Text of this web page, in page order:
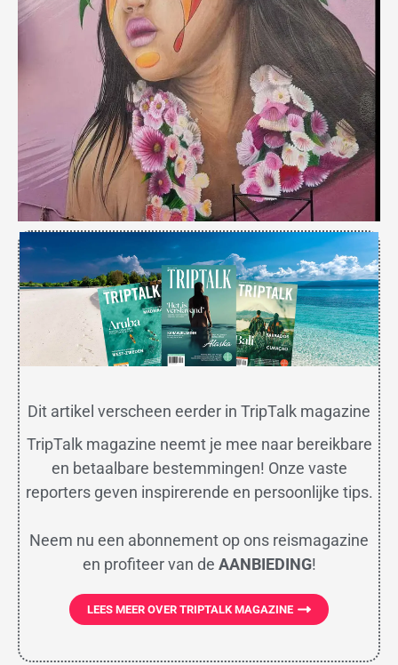
Dit artikel verscheen eerder in TripTalk magazine
TripTalk magazine neemt je mee naar bereikbare
en betaalbare bestemmingen! Onze vaste
reporters geven inspirerende en persoonlijke tips.
Neem nu een abonnement op ons reismagazine
en profiteer van de AANBIEDING!
LEES MEER OVER TRIPTALK MAGAZINE